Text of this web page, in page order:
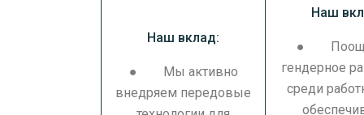
Наш вклад:
● Мы активно
внедряем передовые
Наш
●
гендерное
среди